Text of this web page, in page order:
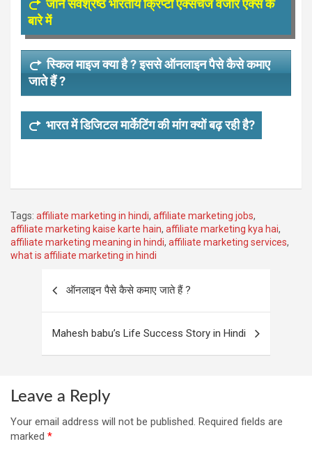
जाने सर्वश्रेष्ठ भारतीय क्रिप्टो एक्सचेंज वजीर एक्स के
बारे में
स्किल माइज क्या है ? इससे ऑनलाइन पैसे कैसे कमाए
जाते हैं ?
भारत में डिजिटल मार्केटिंग की मांग क्यों बढ़ रही है?
Tags: affiliate marketing in hindi, affiliate marketing jobs,
affiliate marketing kaise karte hain, affiliate marketing kya hai,
affiliate marketing meaning in hindi, affiliate marketing services,
what is affiliate marketing in hindi
ऑनलाइन पैसे कैसे कमाए जाते हैं ?
Mahesh babu’s Life Success Story in Hindi
Leave a Reply
Your email address will not be published. Required fields are
marked *